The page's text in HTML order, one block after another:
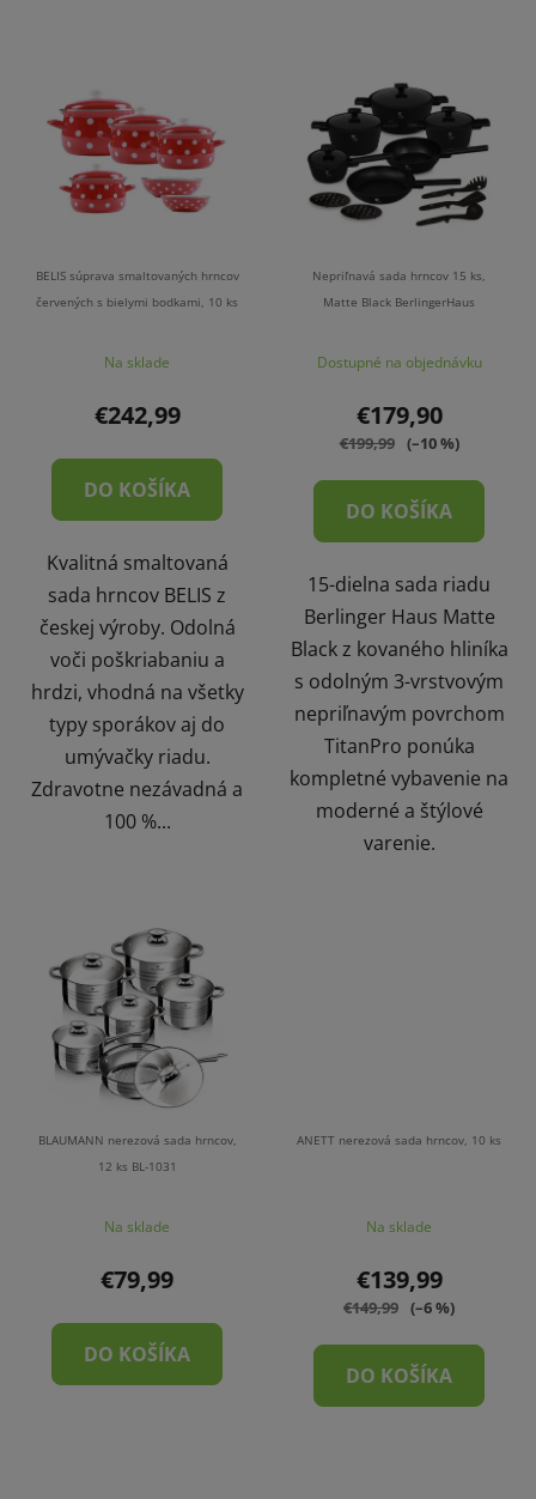
BELIS súprava smaltovaných hrncov
červených s bielymi bodkami, 10 ks
Na sklade
€242,99
DO KOŠÍKA
Kvalitná smaltovaná
sada hrncov BELIS z
českej výroby. Odolná
voči poškriabaniu a
hrdzi, vhodná na všetky
typy sporákov aj do
umývačky riadu.
Zdravotne nezávadná a
100 %...
Nepriľnavá sada hrncov 15 ks,
Matte Black BerlingerHaus
Dostupné na objednávku
€179,90
€199,99 (–10 %)
DO KOŠÍKA
15-dielna sada riadu
Berlinger Haus Matte
Black z kovaného hliníka
s odolným 3-vrstvovým
nepriľnavým povrchom
TitanPro ponúka
kompletné vybavenie na
moderné a štýlové
varenie.
BLAUMANN nerezová sada hrncov,
12 ks BL-1031
Na sklade
€79,99
DO KOŠÍKA
ANETT nerezová sada hrncov, 10 ks
Na sklade
€139,99
€149,99 (–6 %)
DO KOŠÍKA